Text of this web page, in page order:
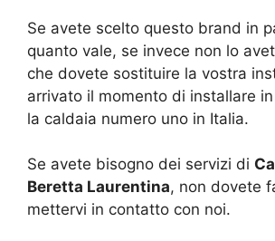
Se avete scelto questo brand in
quanto vale, se invece non lo
che dovete sostituire la vostra
arrivato il momento di installare
la caldaia numero uno in Italia.
Se avete bisogno dei servizi di
Beretta Laurentina, non dovete
mettervi in contatto con noi.